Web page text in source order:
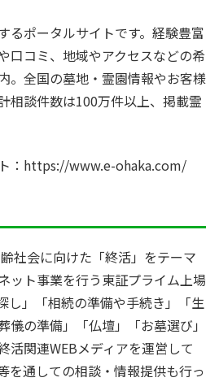
るポータルサイトです。経験豊富
口コミ、地域やアクセスなどの希
。全国の墓地・霊園情報やお客様
相談件数は100万件以上、掲載霊
ト：https://www.e-ohaka.com/
社会に向けた「終活」をテーマ
ット事業を行う東証プライム上場
し」「相続の準備や手続き」「生
儀の準備」「仏壇」「お墓選び」
活関連WEBメディアを運営して
を通しての相談・情報提供も行っ